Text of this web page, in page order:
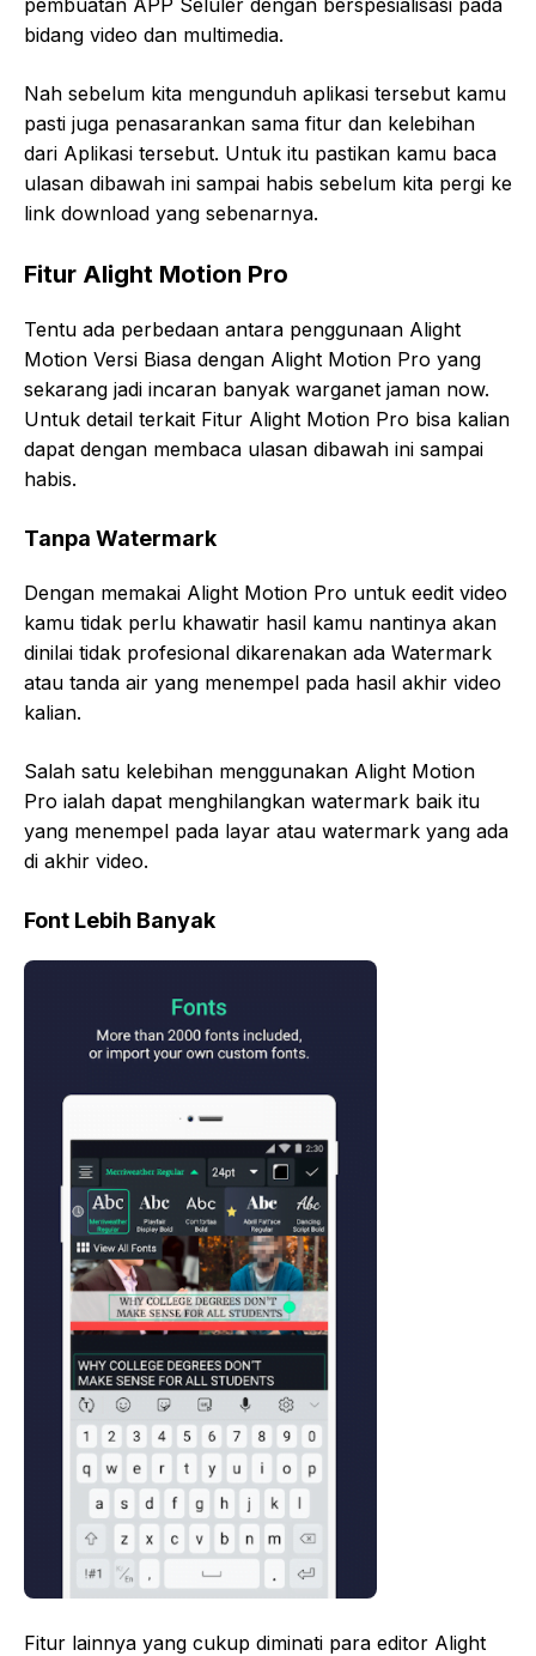
bidang video dan multimedia.
Nah sebelum kita mengunduh aplikasi tersebut kamu
pasti juga penasarankan sama fitur dan kelebihan
dari Aplikasi tersebut. Untuk itu pastikan kamu baca
ulasan dibawah ini sampai habis sebelum kita pergi ke
link download yang sebenarnya.
Fitur Alight Motion Pro
Tentu ada perbedaan antara penggunaan Alight
Motion Versi Biasa dengan Alight Motion Pro yang
sekarang jadi incaran banyak warganet jaman now.
Untuk detail terkait Fitur Alight Motion Pro bisa kalian
dapat dengan membaca ulasan dibawah ini sampai
habis.
Tanpa Watermark
Dengan memakai Alight Motion Pro untuk eedit video
kamu tidak perlu khawatir hasil kamu nantinya akan
dinilai tidak profesional dikarenakan ada Watermark
atau tanda air yang menempel pada hasil akhir video
kalian.
Salah satu kelebihan menggunakan Alight Motion
Pro ialah dapat menghilangkan watermark baik itu
yang menempel pada layar atau watermark yang ada
di akhir video.
Font Lebih Banyak
Fitur lainnya yang cukup diminati para editor Alight